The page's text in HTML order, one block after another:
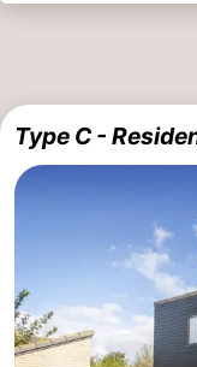
Type C -